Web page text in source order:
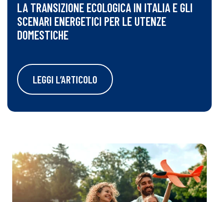
LA TRANSIZIONE ECOLOGICA IN ITALIA E GLI
SCENARI ENERGETICI PER LE UTENZE
DOMESTICHE
LEGGI L’ARTICOLO